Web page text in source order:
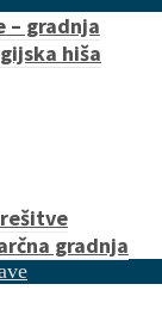
– gradnja
hiša
gradnja